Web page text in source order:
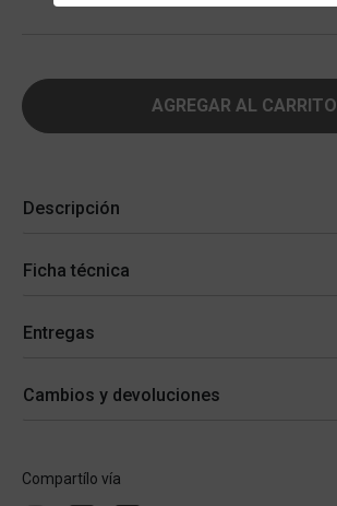
AGREGAR AL CARRITO
Descripción
Ficha técnica
Entregas
Cambios y devoluciones
Compartílo vía